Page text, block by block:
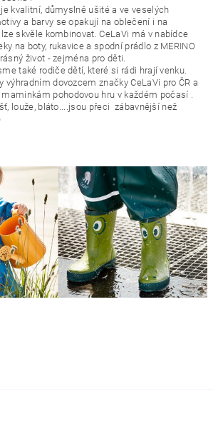
kvalitní, důmyslně ušité a ve veselých
a barvy se opakují na oblečení i na
skvěle kombinovat. CeLaVi má v nabídce
na boty, rukavice a spodní prádlo z MERINO
život - zejména pro děti.
také rodiče dětí, které si rádi hrají venku.
výhradním dovozcem značky CeLaVi pro ČR a
pohodovou hru v každém počasí .
louže, bláto....jsou přeci zábavnější než